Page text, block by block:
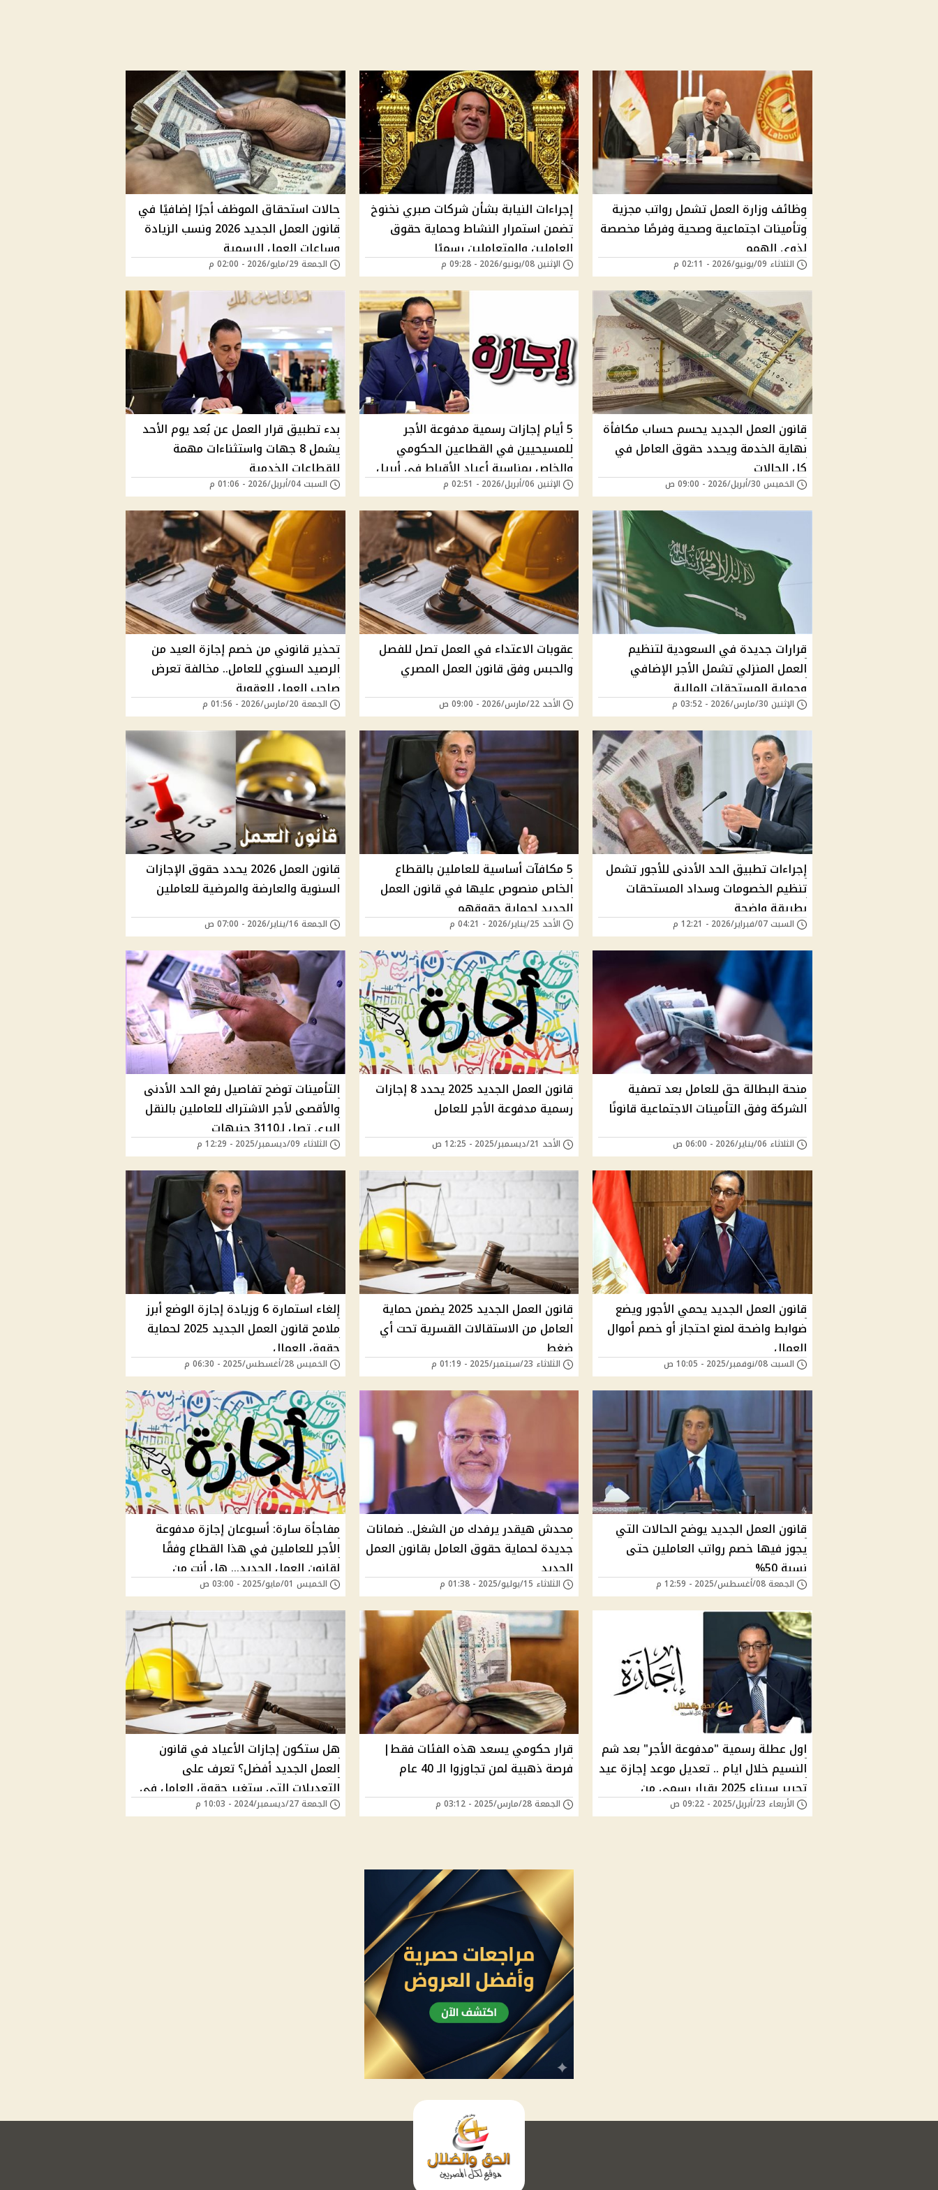
وظائف وزارة العمل تشمل رواتب مجزية
وتأمينات اجتماعية وصحية وفرصًا مخصصة
لذوي الهمم
الثلاثاء 09/يونيو/2026 - 02:11 م
إجراءات النيابة بشأن شركات صبري نخنوخ
تضمن استمرار النشاط وحماية حقوق
العاملين والمتعاملين رسميًا
الإثنين 08/يونيو/2026 - 09:28 م
حالات استحقاق الموظف أجرًا إضافيًا في
قانون العمل الجديد 2026 ونسب الزيادة
وساعات العمل الرسمية
الجمعة 29/مايو/2026 - 02:00 م
قانون العمل الجديد يحسم حساب مكافأة
نهاية الخدمة ويحدد حقوق العامل في
كل الحالات
الخميس 30/أبريل/2026 - 09:00 ص
5 أيام إجازات رسمية مدفوعة الأجر
للمسيحيين في القطاعين الحكومي
والخاص بمناسبة أعياد الأقباط في أبريل
الإثنين 06/أبريل/2026 - 02:51 م
بدء تطبيق قرار العمل عن بُعد يوم الأحد
يشمل 8 جهات واستثناءات مهمة
للقطاعات الخدمية
السبت 04/أبريل/2026 - 01:06 م
قرارات جديدة في السعودية لتنظيم
العمل المنزلي تشمل الأجر الإضافي
وحماية المستحقات المالية
الإثنين 30/مارس/2026 - 03:52 م
عقوبات الاعتداء في العمل تصل للفصل
والحبس وفق قانون العمل المصري
الأحد 22/مارس/2026 - 09:00 ص
تحذير قانوني من خصم إجازة العيد من
الرصيد السنوي للعامل.. مخالفة تعرض
صاحب العمل للعقوبة
الجمعة 20/مارس/2026 - 01:56 م
إجراءات تطبيق الحد الأدنى للأجور تشمل
تنظيم الخصومات وسداد المستحقات
بطريقة واضحة
السبت 07/فبراير/2026 - 12:21 م
5 مكافآت أساسية للعاملين بالقطاع
الخاص منصوص عليها في قانون العمل
الجديد لحماية حقوقهم
الأحد 25/يناير/2026 - 04:21 م
قانون العمل 2026 يحدد حقوق الإجازات
السنوية والعارضة والمرضية للعاملين
الجمعة 16/يناير/2026 - 07:00 ص
منحة البطالة حق للعامل بعد تصفية
الشركة وفق التأمينات الاجتماعية قانونًا
الثلاثاء 06/يناير/2026 - 06:00 ص
قانون العمل الجديد 2025 يحدد 8 إجازات
رسمية مدفوعة الأجر للعامل
الأحد 21/ديسمبر/2025 - 12:25 ص
التأمينات توضح تفاصيل رفع الحد الأدنى
والأقصى لأجر الاشتراك للعاملين بالنقل
البري تصل لـ3110 جنيهات
الثلاثاء 09/ديسمبر/2025 - 12:29 م
قانون العمل الجديد يحمي الأجور ويضع
ضوابط واضحة لمنع احتجاز أو خصم أموال
العمال
السبت 08/نوفمبر/2025 - 10:05 ص
قانون العمل الجديد 2025 يضمن حماية
العامل من الاستقالات القسرية تحت أي
ضغط
الثلاثاء 23/سبتمبر/2025 - 01:19 م
إلغاء استمارة 6 وزيادة إجازة الوضع أبرز
ملامح قانون العمل الجديد 2025 لحماية
حقوق العمال
الخميس 28/أغسطس/2025 - 06:30 م
قانون العمل الجديد يوضح الحالات التي
يجوز فيها خصم رواتب العاملين حتى
نسبة 50%
الجمعة 08/أغسطس/2025 - 12:59 م
محدش هيقدر يرفدك من الشغل.. ضمانات
جديدة لحماية حقوق العامل بقانون العمل
الجديد
الثلاثاء 15/يوليو/2025 - 01:38 م
مفاجأة سارة: أسبوعان إجازة مدفوعة
الأجر للعاملين في هذا القطاع وفقًا
لقانون العمل الجديد... هل أنت من
المستفيدين؟
الخميس 01/مايو/2025 - 03:00 ص
اول عطلة رسمية "مدفوعة الأجر" بعد شم
النسيم خلال ايام .. تعديل موعد إجازة عيد
تحرير سيناء 2025 بقرار رسمي من
الحكومه لهذا السبب "مستند رسمي"
الأربعاء 23/أبريل/2025 - 09:22 ص
قرار حكومي يسعد هذه الفئات فقط|
فرصة ذهبية لمن تجاوزوا الـ 40 عام
الجمعة 28/مارس/2025 - 03:12 م
هل ستكون إجازات الأعياد في قانون
العمل الجديد أفضل؟ تعرف على
التعديلات التي ستغير حقوق العامل في
2025الجمعة 27/ديسمبر/2024 - 10:03 م